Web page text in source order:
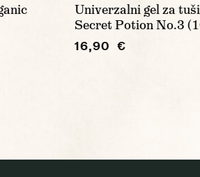
Univerzalni gel za
Secret Potion No.3
16,90 €